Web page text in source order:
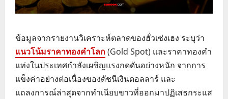
ข้อมูลจากรายงานวิเคราะห์ตลาดของฮั่วเซ่งเฮง ระบุว่า
แนวโน้มราคาทองคำโลก(Gold Spot) และราคาทองคำ
แท่งในประเทศกำลังเผชิญแรงกดดันอย่างหนัก จากการ
แข็งค่าอย่างต่อเนื่องของดัชนีเงินดอลลาร์ และ
แถลงการณ์ล่าสุดจากทำเนียบขาวที่ออกมาปฏิเสธกระแส